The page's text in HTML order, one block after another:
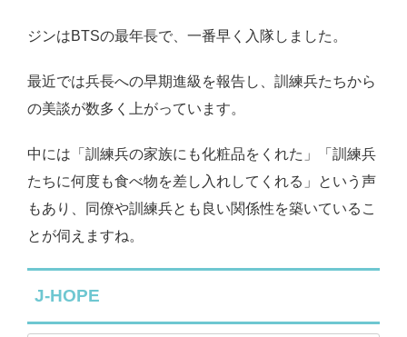
ジンはBTSの最年長で、一番早く入隊しました。
最近では兵長への早期進級を報告し、訓練兵たちから
の美談が数多く上がっています。
中には「訓練兵の家族にも化粧品をくれた」「訓練兵
たちに何度も食べ物を差し入れしてくれる」という声
もあり、同僚や訓練兵とも良い関係性を築いているこ
とが伺えますね。
J-HOPE